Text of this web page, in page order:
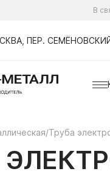
В
ПЕР.
/Труба